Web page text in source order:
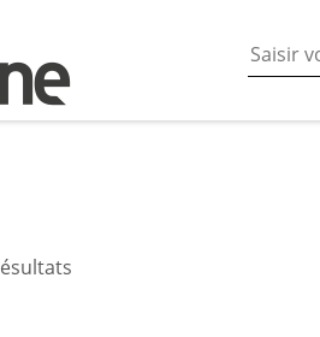
navigation sur ce site vous
de partages de contenu sur les